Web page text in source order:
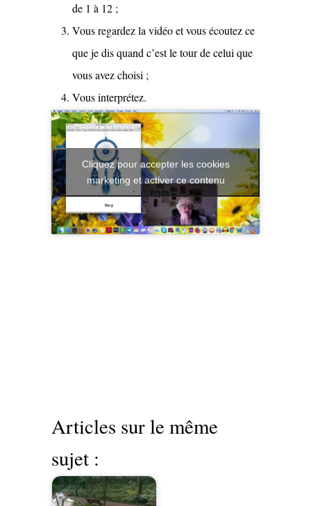
de 1 à 12 ;
Vous regardez la vidéo et vous écoutez ce
que je dis quand c’est le tour de celui que
vous avez choisi ;
Vous interprétez.
Cliquez pour accepter les cookies
marketing et activer ce contenu
Articles sur le même
sujet :